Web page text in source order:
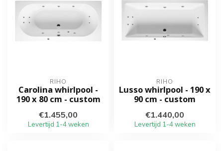
RIHO
Carolina whirlpool -
190 x 80 cm - custom
€1.455,00
Levertijd 1-4 weken
RIHO
Lusso whirlpool - 190 x
90 cm - custom
€1.440,00
Levertijd 1-4 weken